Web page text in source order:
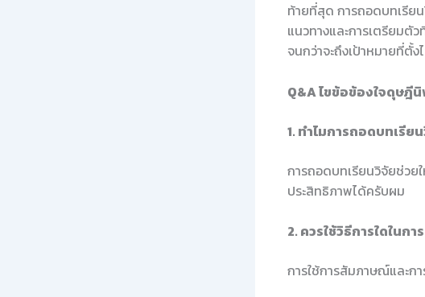
ท้ายที่สุด การถอดบทเรีย
แนวทางและการเตรียมตั
จนกว่าจะถึงเป้าหมายที่ตั้ง
Q&A ไขข้อข้องใจดุษฎี
1. ทำไมการถอดบทเรี
การถอดบทเรียนวิจัยช่ว
ประสิทธิภาพได้ครับผม
2. ควรใช้วิธีการใดในก
การใช้การสัมภาษณ์และก